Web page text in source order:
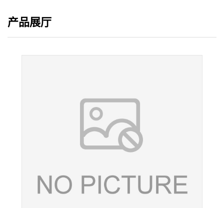
份:Si/P/Zn/Ni/Cu/Sn/As/Sb/Fe/Bi/Pb/Al/Mn)
产品展厅